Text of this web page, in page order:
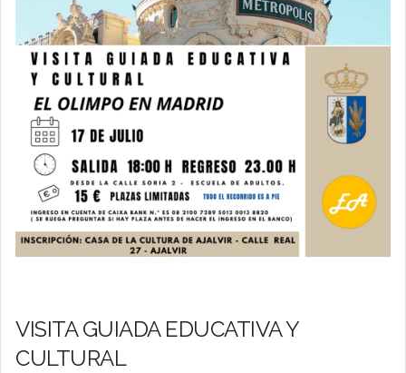
VISITA GUIADA EDUCATIVA Y
CULTURAL